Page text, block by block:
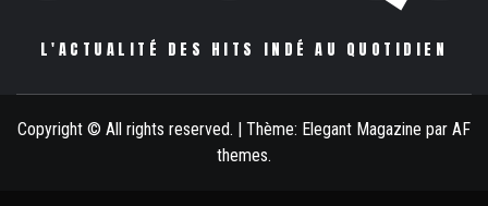
L'ACTUALITÉ DES HITS INDÉ AU QUOTIDIEN
Copyright © All rights reserved. | Thème: Elegant Magazine par AF
themes.